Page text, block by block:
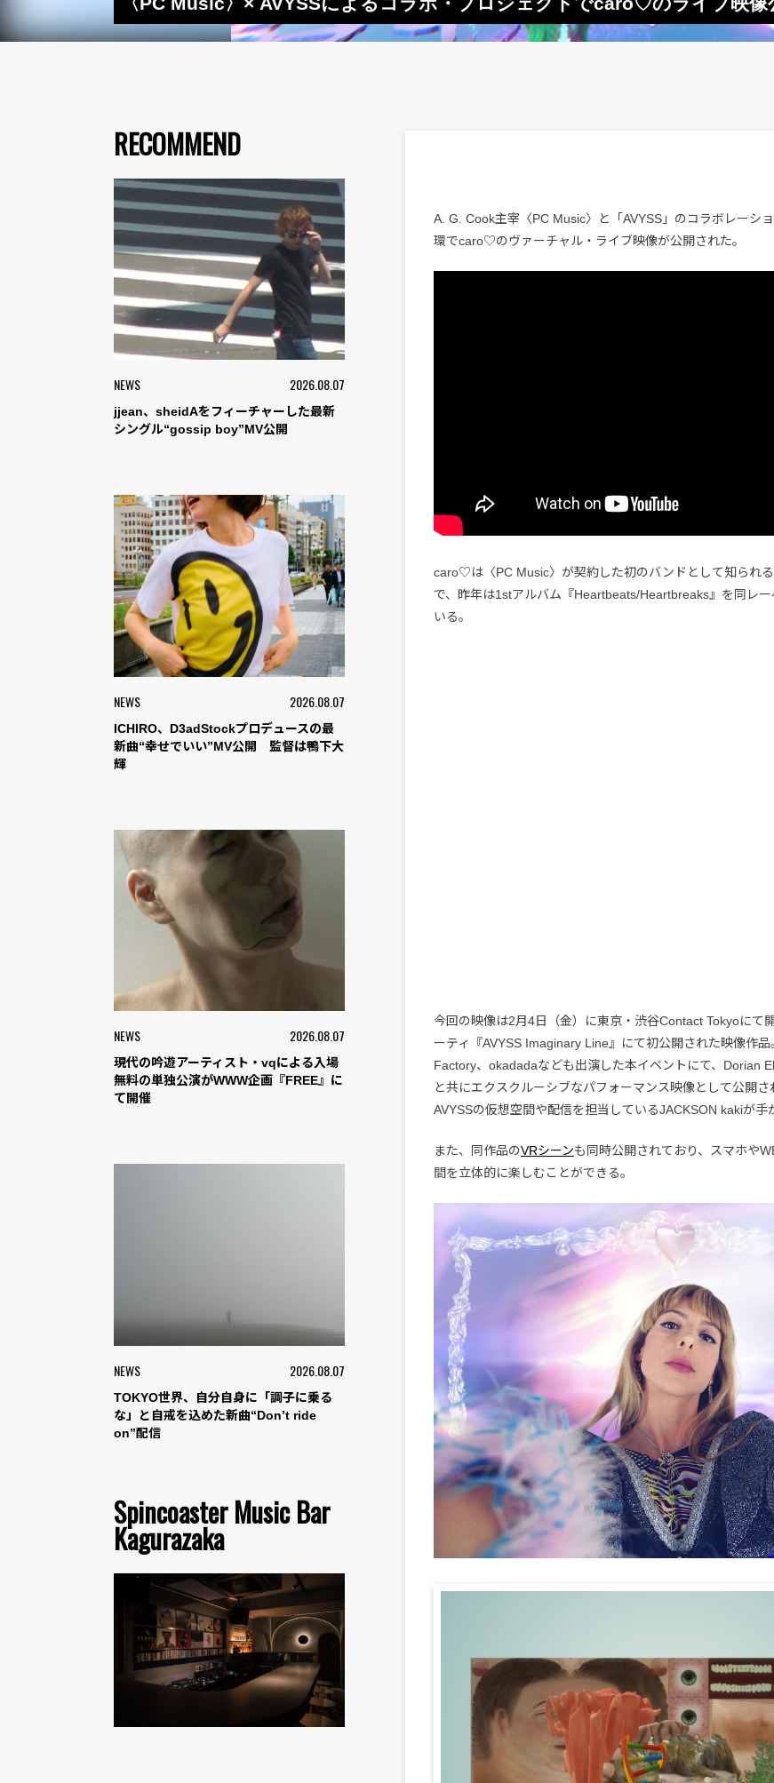
RECOMMEND
NEWS 2026.08.07
jjean、sheidAをフィーチャーした最新
シングル“gossip boy”MV公開
NEWS 2026.08.07
ICHIRO、D3adStockプロデュースの最
新曲“幸せでいい”MV公開 監督は鴨下大
輝
NEWS 2026.08.07
現代の吟遊アーティスト・vqによる入場
無料の単独公演がWWW企画『FREE』に
て開催
NEWS 2026.08.07
TOKYO世界、自分自身に「調子に乗る
な」と自戒を込めた新曲“Don’t ride
on”配信
Spincoaster Music Bar
Kagurazaka
A. G. Cook主宰〈PC Music〉と「AVYSS」のコラボレーシ
環でcaro♡のヴァーチャル・ライブ映像が公開された。
caro♡は〈PC Music〉が契約した初のバンドとして知られ
で、昨年は1stアルバム『Heartbeats/Heartbreaks』を同レ
いる。
今回の映像は2月4日（金）に東京・渋谷Contact Tokyoにて
ーティ『AVYSS Imaginary Line』にて初公開された映像作
Factory、okadadaなども出演した本イベントにて、Dorian
と共にエクスクルーシブなパフォーマンス映像として公開
AVYSSの仮想空間や配信を担当しているJACKSON kakiが手
また、同作品のVRシーンも同時公開されており、スマホや
間を立体的に楽しむことができる。